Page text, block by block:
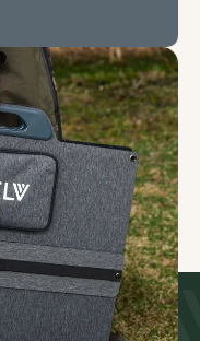
1, ТРК СпортЕХ
126
носит справочный
в соответствии с
оставляет за собой
его внешний вид,
уведомления
©2026ГОД